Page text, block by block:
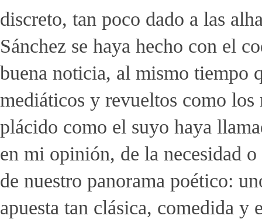
discreto, tan poco dado a las
Sánchez se haya hecho con el
buena noticia, al mismo tiempo
mediáticos y revueltos como
plácido como el suyo haya
en mi opinión, de la necesidad o
de nuestro panorama poético:
apuesta tan clásica, comedida y